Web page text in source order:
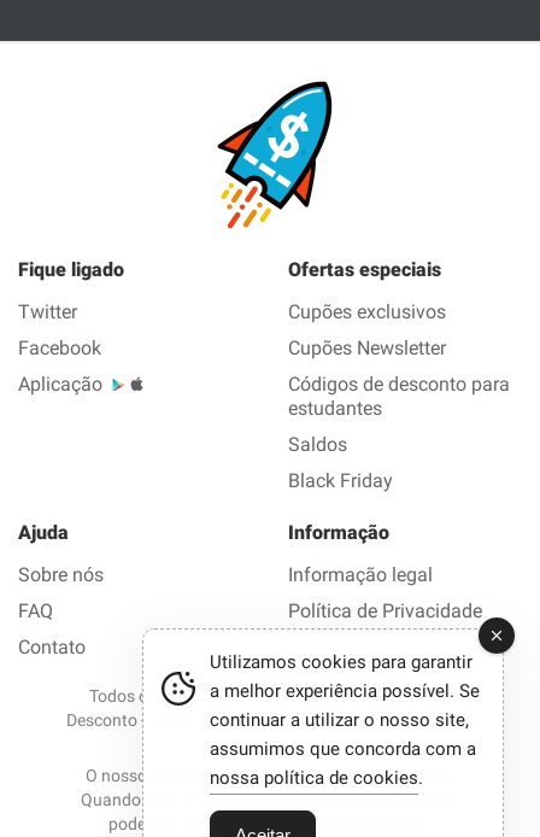
Fique ligado
Twitter
Facebook
Aplicação
Ofertas especiais
Cupões exclusivos
Cupões Newsletter
Códigos de desconto para
estudantes
Saldos
Black Friday
Ajuda
Sobre nós
FAQ
Contato
Informação
Informação legal
Política de Privacidade
Todos os direitos reservados © 2012-2026 Bom
Desconto - todos os códigos de desconto e promoções
em 1 clique.
O nosso site participa em programas de afiliação.
Quando clica em certos links e efetua uma compra,
podemos por vezes receber uma comissão.
Utilizamos cookies para garantir
a melhor experiência possível. Se
continuar a utilizar o nosso site,
assumimos que concorda com a
nossa política de cookies.